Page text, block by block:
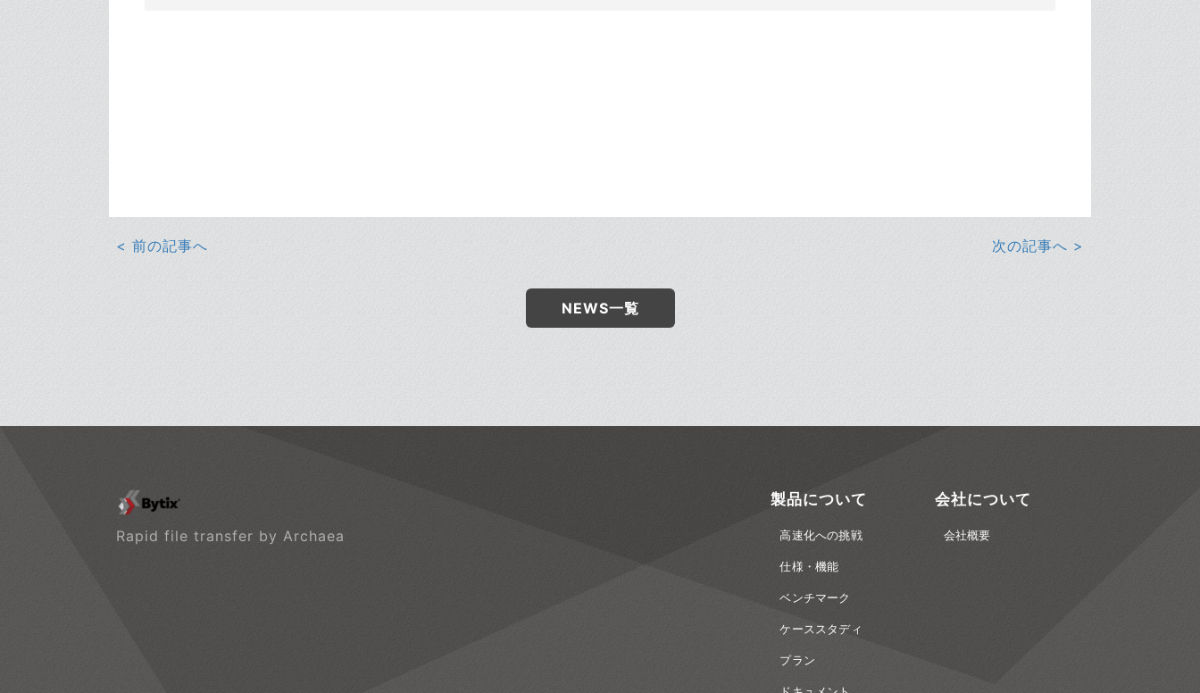
< 前の記事へ 次の記事へ >
NEWS一覧
Rapid file transfer by Archaea
製品について
高速化への挑戦
仕様・機能
ベンチマーク
ケーススタディ
プラン
会社について
会社概要